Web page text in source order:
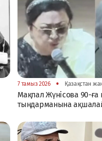
7 тамыз 2026 • Қазақстан
Мақпал Жүнісова 90-ға
тыңдарманына